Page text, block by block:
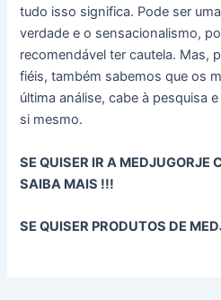
tudo isso significa. Pode ser
verdade e o sensacionalismo,
recomendável ter cautela. Mas,
fiéis, também sabemos que os
última análise, cabe à pesquisa
si mesmo.
SE QUISER IR A MEDJUGORJE
SAIBA MAIS !!!
SE QUISER PRODUTOS DE